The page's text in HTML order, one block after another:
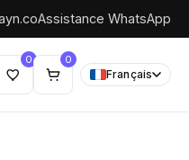
Assistance WhatsApp
0 0
Français